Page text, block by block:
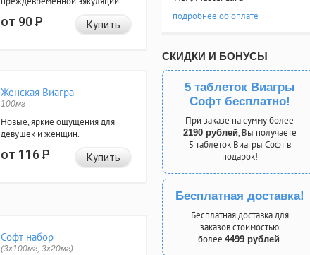
от 90Р Купить
Женская Виагра
100мг
Новые, яркие ощущения для
девушек и женщин.
от 116Р Купить
Софт набор
(3x100мг, 3x20мг)
подробнее об оплате
СКИДКИ И БОНУСЫ
5 таблеток Виагры
Софт бесплатно!
При заказе на сумму более
2190 рублей, Вы получаете
5 таблеток Виагры Софт в
подарок!
Бесплатная доставка!
Бесплатная доставка для
заказов стоимостью
более 4499 рублей.